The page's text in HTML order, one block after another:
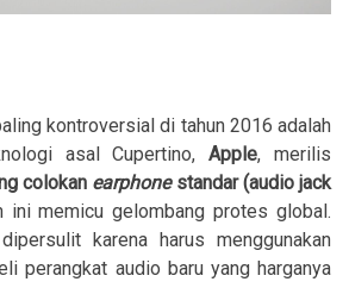
kontroversial di tahun 2016 adalah
asal Cupertino,Apple, merilis
colokan earphonestandar (audio jack
ini memicu gelombang protes global.
karena harus menggunakan
perangkat audio baru yang harganya